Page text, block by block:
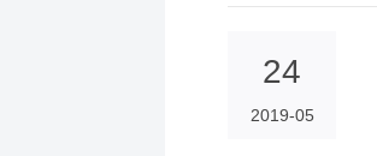
24
2019-05